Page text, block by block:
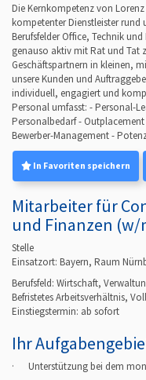
Die Kernkompetenz von
kompetenter Dienstleister
Berufsfelder Office, Technik
genauso aktiv mit Rat und Tat
Geschäftspartnern in kleinen,
unsere Kunden und
individuell, engagiert und
Personal umfasst: - Personal-
Personalbedarf -
Bewerber-Management -
In Favoriten speichern
Mitarbeiter für
und Finanzen (w/
Stelle
Einsatzort: Bayern, Raum
Berufsfeld: Wirtschaft,
Befristetes Arbeitsverhältnis,
Einstiegstermin: ab sofort
Ihr
· Unterstützung bei dem